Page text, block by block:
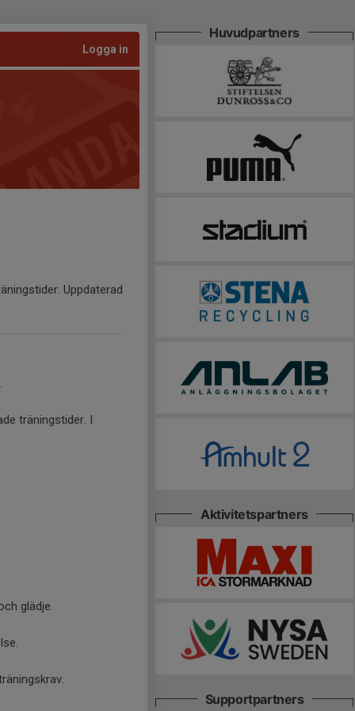
Logga in
Uppdaterad
träningstider. I
glädje.
Huvudpartners
Aktivitetspartners
Supportpartners